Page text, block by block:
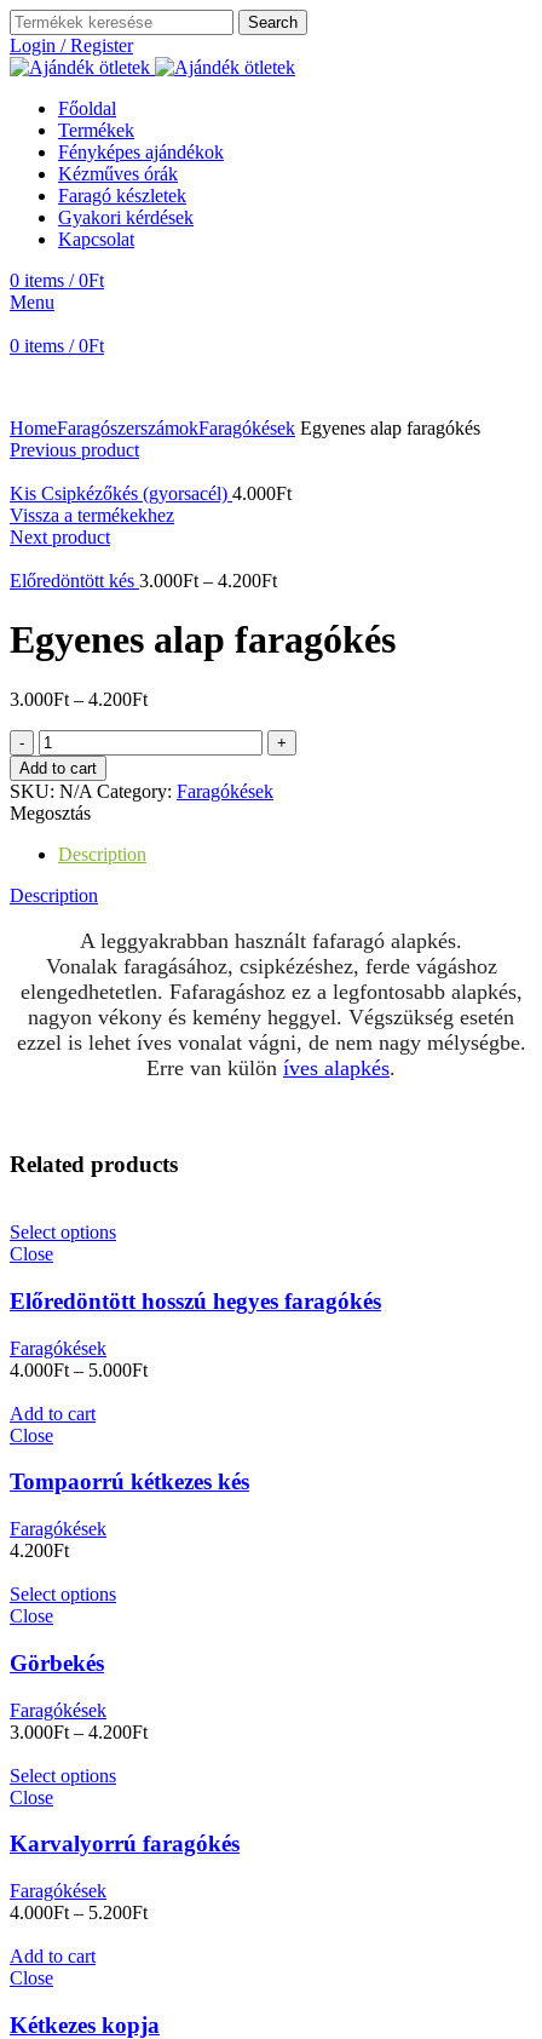
Search
Login / Register
Főoldal
Termékek
Fényképes ajándékok
Kézműves órák
Faragó készletek
Gyakori kérdések
Kapcsolat
0 items / 0Ft
Menu
0 items / 0Ft
HomeFaragószerszámokFaragókések Egyenes alap faragókés
Previous product
Kis Csipkézőkés (gyorsacél) 4.000Ft
Vissza a termékekhez
Next product
Előredöntött kés 3.000Ft – 4.200Ft
Egyenes alap faragókés
3.000Ft – 4.200Ft
Egyenes
alap
faragókés
quantity
Add to cart
SKU: N/A Category: Faragókések
Megosztás
Description
Description
A leggyakrabban használt fafaragó alapkés.
Vonalak faragásához, csipkézéshez, ferde vágáshoz
elengedhetetlen. Fafaragáshoz ez a legfontosabb alapkés,
nagyon vékony és kemény heggyel. Végszükség esetén
ezzel is lehet íves vonalat vágni, de nem nagy mélységbe.
Erre van külön íves alapkés.
Related products
Select options
Close
Előredöntött hosszú hegyes faragókés
Faragókések
4.000Ft – 5.000Ft
Add to cart
Close
Tompaorrú kétkezes kés
Faragókések
4.200Ft
Select options
Close
Görbekés
Faragókések
3.000Ft – 4.200Ft
Select options
Close
Karvalyorrú faragókés
Faragókések
4.000Ft – 5.200Ft
Add to cart
Close
Kétkezes kopja